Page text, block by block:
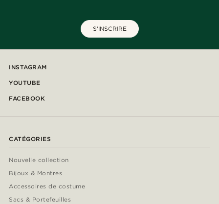
S'INSCRIRE
INSTAGRAM
YOUTUBE
FACEBOOK
CATÉGORIES
Nouvelle collection
Bijoux & Montres
Accessoires de costume
Sacs & Portefeuilles